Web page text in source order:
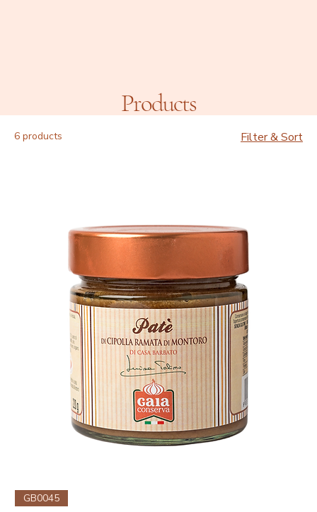
Products
6 products Filter & Sort
GB0045